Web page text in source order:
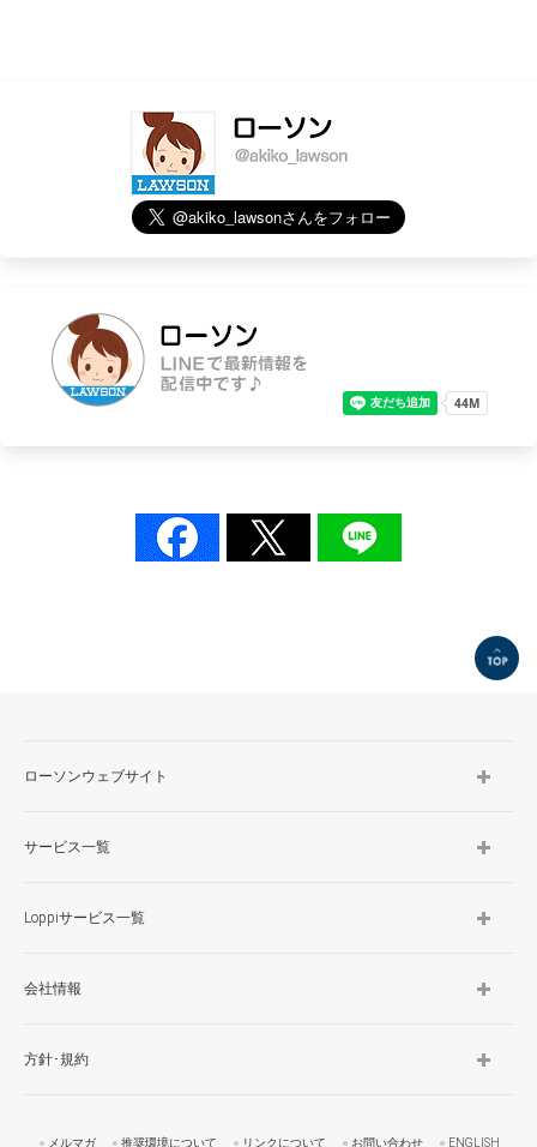
ローソンウェブサイト
サービス一覧
Loppiサービス一覧
会社情報
方針･規約
メルマガ 推奨環境について リンクについて お問い合わせ ENGLISH